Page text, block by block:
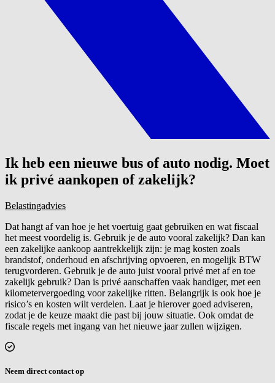
Ik heb een nieuwe bus of auto nodig. Moet
ik privé aankopen of zakelijk?
Belastingadvies
Dat hangt af van hoe je het voertuig gaat gebruiken en wat fiscaal
het meest voordelig is. Gebruik je de auto vooral zakelijk? Dan kan
een zakelijke aankoop aantrekkelijk zijn: je mag kosten zoals
brandstof, onderhoud en afschrijving opvoeren, en mogelijk BTW
terugvorderen. Gebruik je de auto juist vooral privé met af en toe
zakelijk gebruik? Dan is privé aanschaffen vaak handiger, met een
kilometervergoeding voor zakelijke ritten. Belangrijk is ook hoe je
risico’s en kosten wilt verdelen. Laat je hierover goed adviseren,
zodat je de keuze maakt die past bij jouw situatie. Ook omdat de
fiscale regels met ingang van het nieuwe jaar zullen wijzigen.
Neem direct contact op